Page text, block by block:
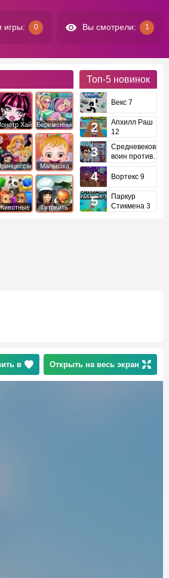
игры: 0 Вы смотрели: 1
Хай Беременные
Диснея
Малышка
Хейзел
Готовить
Топ-5 новинок
Векс 7
Апхилл Раш
12
Средневековый
воин против
Вортекс 9
Паркур
Стикмена 3
в Открыть на весь экран